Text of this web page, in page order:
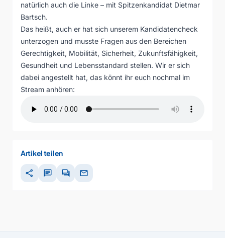
natürlich auch die Linke – mit Spitzenkandidat Dietmar
Bartsch.
Das heißt, auch er hat sich unserem Kandidatencheck
unterzogen und musste Fragen aus den Bereichen
Gerechtigkeit, Mobilität, Sicherheit, Zukunftsfähigkeit,
Gesundheit und Lebensstandard stellen. Wir er sich
dabei angestellt hat, das könnt ihr euch nochmal im
Stream anhören:
Artikel teilen
share chat forum mail